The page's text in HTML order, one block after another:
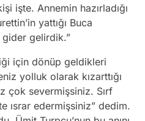
işte. Annemin hazırladığı
yattığı Buca
gider gelirdik.”
için dönüp geldikleri
yolluk olarak kızarttığı
çok severmişsiniz. Sırf
ısrar edermişsiniz” dedim.